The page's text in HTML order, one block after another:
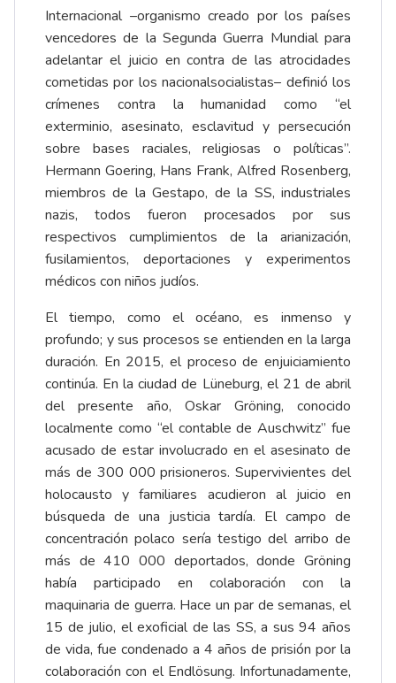
Internacional –organismo creado por los países
vencedores de la Segunda Guerra Mundial para
adelantar el juicio en contra de las atrocidades
cometidas por los nacionalsocialistas– definió los
crímenes contra la humanidad como “el
exterminio, asesinato, esclavitud y persecución
sobre bases raciales, religiosas o políticas”.
Hermann Goering, Hans Frank, Alfred Rosenberg,
miembros de la Gestapo, de la SS, industriales
nazis, todos fueron procesados por sus
respectivos cumplimientos de la arianización,
fusilamientos, deportaciones y experimentos
médicos con niños judíos.
El tiempo, como el océano, es inmenso y
profundo; y sus procesos se entienden en la larga
duración. En 2015, el proceso de enjuiciamiento
continúa. En la ciudad de Lüneburg, el 21 de abril
del presente año, Oskar Gröning, conocido
localmente como “el contable de Auschwitz” fue
acusado de estar involucrado en el asesinato de
más de 300 000 prisioneros. Supervivientes del
holocausto y familiares acudieron al juicio en
búsqueda de una justicia tardía. El campo de
concentración polaco sería testigo del arribo de
más de 410 000 deportados, donde Gröning
había participado en colaboración con la
maquinaria de guerra. Hace un par de semanas, el
15 de julio, el exoficial de las SS, a sus 94 años
de vida, fue condenado a 4 años de prisión por la
colaboración con el Endlösung. Infortunadamente,